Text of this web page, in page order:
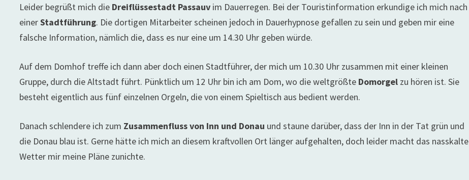
Leider begrüßt mich die Dreiflüssestadt Passauv im Dauerregen. Bei der Touristinformation erkundige ich mich nach
einerStadtführung. Die dortigen Mitarbeiter scheinen jedoch in Dauerhypnose gefallen zu sein und geben mir eine
falsche Information, nämlich die, dass es nur eine um 14.30 Uhr geben würde.
Auf dem Domhof treffe ich dann aber doch einen Stadtführer, der mich um 10.30 Uhr zusammen mit einer kleinen
Gruppe, durch die Altstadt führt. Pünktlich um 12 Uhr bin ich am Dom, wo die weltgrößte Domorgel zu hören ist. Sie
besteht eigentlich aus fünf einzelnen Orgeln, die von einem Spieltisch aus bedient werden.
Danach schlendere ich zum Zusammenfluss von Inn und Donau und staune darüber, dass der Inn in der Tat grün und
die Donau blau ist. Gerne hätte ich mich an diesem kraftvollen Ort länger aufgehalten, doch leider macht das nasskalte
Wetter mir meine Pläne zunichte.